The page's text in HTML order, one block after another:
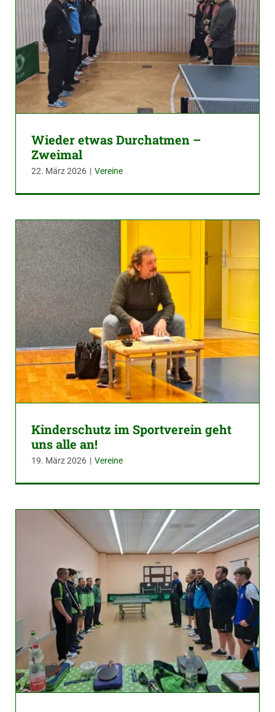
Wieder etwas Durchatmen –
Zweimal
22. März 2026 | Vereine
Kinderschutz im Sportverein geht
uns alle an!
19. März 2026 | Vereine